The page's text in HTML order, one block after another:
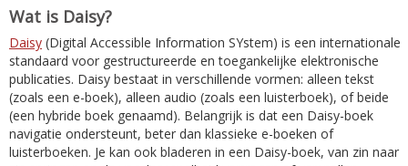
Wat is Daisy?
Daisy (Digital Accessible Information SYstem) is een internationale
standaard voor gestructureerde en toegankelijke elektronische
publicaties. Daisy bestaat in verschillende vormen: alleen tekst
(zoals een e-boek), alleen audio (zoals een luisterboek), of beide
(een hybride boek genaamd). Belangrijk is dat een Daisy-boek
navigatie ondersteunt, beter dan klassieke e-boeken of
luisterboeken. Je kan ook bladeren in een Daisy-boek, van zin naar